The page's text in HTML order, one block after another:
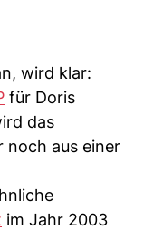
wird klar:
für Doris
das
noch aus einer
im Jahr 2003